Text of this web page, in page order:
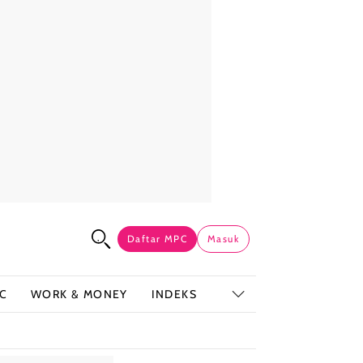
Daftar MPC Masuk
WORK & MONEY INDEKS